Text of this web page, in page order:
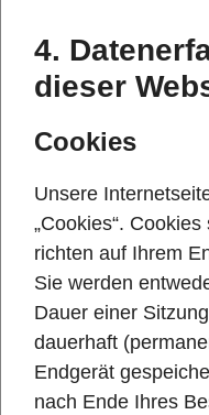
4.
dieser
Cookies
Unsere
„Cookies“.
richten auf Ihrem
Sie werden
Dauer einer
dauerhaft
Endgerät
nach Ende Ihres